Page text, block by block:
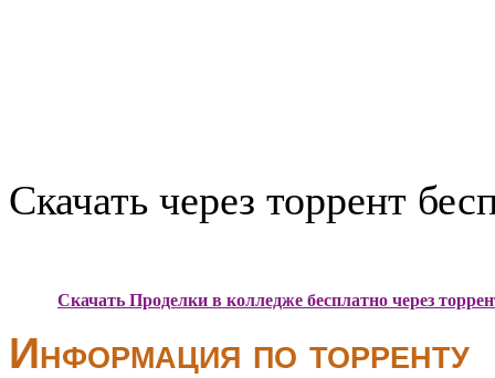
Скачать через торрент
Скачать Проделки в колледже бесплатно через
Информация по торренту